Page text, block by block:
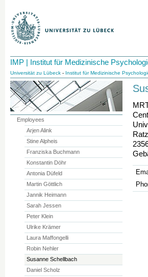
IMP | Institut für Medizinische
Universität zu Lübeck - Institut für Medizinische
Employees
Arjen Alink
Stine Alpheis
Franziska Buchmann
Konstantin Döhr
Antonia Düfeld
Martin Göttlich
Jannik Heimann
Sarah Jessen
Peter Klein
Ulrike Krämer
Laura Maffongelli
Robin Nehler
Susanne Schellbach
Daniel Scholz